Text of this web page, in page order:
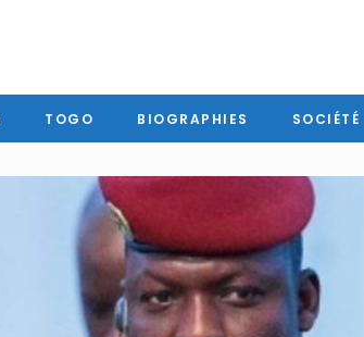
TOGO BIOGRAPHIES SOCIÉTÉ